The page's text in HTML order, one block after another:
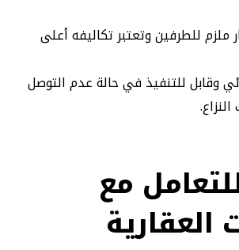
ملزم للطرفين وتعتبر تكاليفه أعلى
وقابل للتنفيذ في حالة عدم التوصل
مع
العقارية